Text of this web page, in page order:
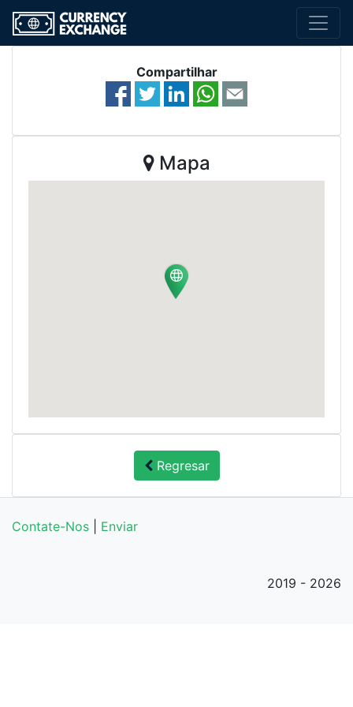
Compartilhar
Mapa
Regresar
Contate-Nos Enviar
2019 - 2026